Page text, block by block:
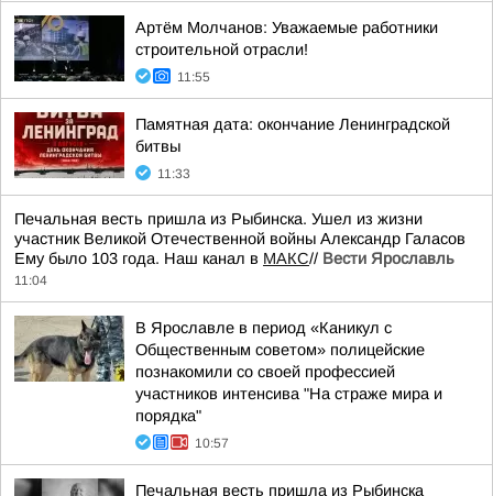
Артём Молчанов: Уважаемые работники
строительной отрасли!
11:55
Памятная дата: окончание Ленинградской
битвы
11:33
Печальная весть пришла из Рыбинска. Ушел из жизни
участник Великой Отечественной войны Александр Галасов
Ему было 103 года. Наш канал в МАКС// Вести Ярославль
11:04
В Ярославле в период «Каникул с
Общественным советом» полицейские
познакомили со своей профессией
участников интенсива "На страже мира и
порядка"
10:57
Печальная весть пришла из Рыбинска